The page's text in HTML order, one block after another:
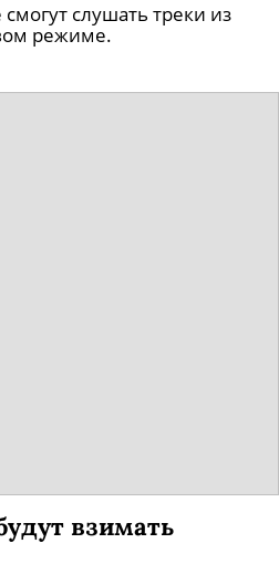
слушать треки из
режиме.
взимать